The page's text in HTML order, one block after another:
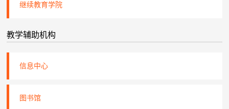
继续教育学院
教学辅助机构
信息中心
图书馆